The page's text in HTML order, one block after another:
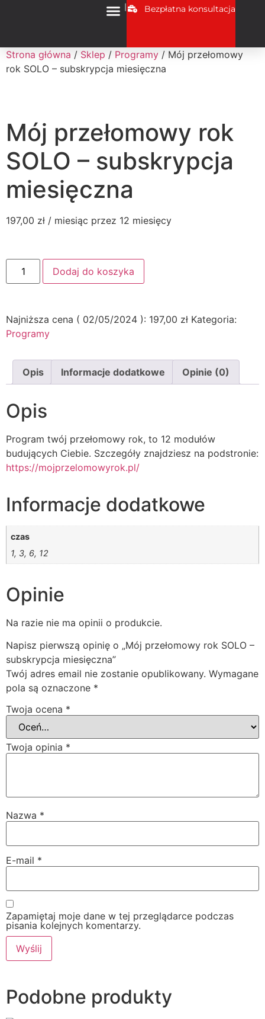
| Bezpłatna konsultacja
Strona główna / Sklep / Programy / Mój przełomowy
rok SOLO – subskrypcja miesięczna
Mój przełomowy rok
SOLO – subskrypcja
miesięczna
197,00 zł / miesiąc przez 12 miesięcy
Dodaj do koszyka
Najniższa cena ( 02/05/2024 ): 197,00 zł Kategoria:
Programy
Opis Informacje dodatkowe Opinie (0)
Opis
Program twój przełomowy rok, to 12 modułów
budujących Ciebie. Szczegóły znajdziesz na podstronie:
https://mojprzelomowyrok.pl/
Informacje dodatkowe
czas
1, 3, 6, 12
Opinie
Na razie nie ma opinii o produkcie.
Napisz pierwszą opinię o „Mój przełomowy rok SOLO –
subskrypcja miesięczna”
Twój adres email nie zostanie opublikowany. Wymagane
pola są oznaczone *
Twoja ocena *
Twoja opinia *
Nazwa *
E-mail *
Zapamiętaj moje dane w tej przeglądarce podczas
pisania kolejnych komentarzy.
Podobne produkty